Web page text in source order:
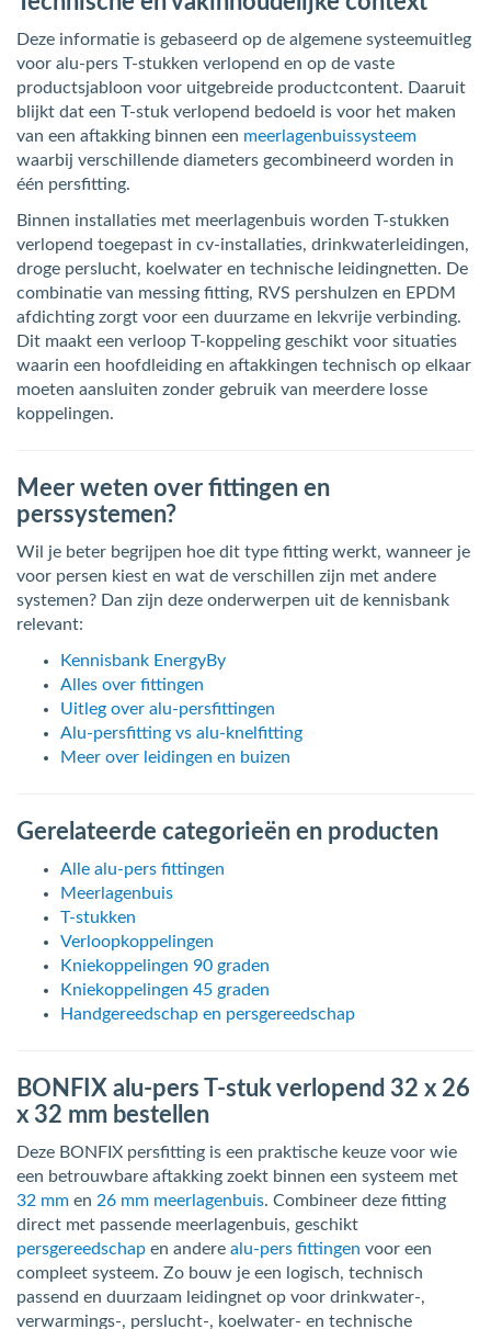
Deze informatie is gebaseerd op de algemene systeemuitleg
voor alu-pers T-stukken verlopend en op de vaste
productsjabloon voor uitgebreide productcontent. Daaruit
blijkt dat een T-stuk verlopend bedoeld is voor het maken
van een aftakking binnen een meerlagenbuissysteem
waarbij verschillende diameters gecombineerd worden in
één persfitting.
Binnen installaties met meerlagenbuis worden T-stukken
verlopend toegepast in cv-installaties, drinkwaterleidingen,
droge perslucht, koelwater en technische leidingnetten. De
combinatie van messing fitting, RVS pershulzen en EPDM
afdichting zorgt voor een duurzame en lekvrije verbinding.
Dit maakt een verloop T-koppeling geschikt voor situaties
waarin een hoofdleiding en aftakkingen technisch op elkaar
moeten aansluiten zonder gebruik van meerdere losse
koppelingen.
Meer weten over fittingen en
perssystemen?
Wil je beter begrijpen hoe dit type fitting werkt, wanneer je
voor persen kiest en wat de verschillen zijn met andere
systemen? Dan zijn deze onderwerpen uit de kennisbank
relevant:
Kennisbank EnergyBy
Alles over fittingen
Uitleg over alu-persfittingen
Alu-persfitting vs alu-knelfitting
Meer over leidingen en buizen
Gerelateerde categorieën en producten
Alle alu-pers fittingen
Meerlagenbuis
T-stukken
Verloopkoppelingen
Kniekoppelingen 90 graden
Kniekoppelingen 45 graden
Handgereedschap en persgereedschap
BONFIX alu-pers T-stuk verlopend 32 x 26
x 32 mm bestellen
Deze BONFIX persfitting is een praktische keuze voor wie
een betrouwbare aftakking zoekt binnen een systeem met
32 mm en 26 mm meerlagenbuis. Combineer deze fitting
direct met passende meerlagenbuis, geschikt
persgereedschap en andere alu-pers fittingen voor een
compleet systeem. Zo bouw je een logisch, technisch
passend en duurzaam leidingnet op voor drinkwater-,
verwarmings-, perslucht-, koelwater- en technische